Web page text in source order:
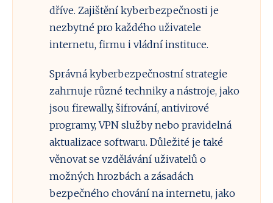
dříve. Zajištění kyberbezpečnosti je
nezbytné pro každého uživatele
internetu, firmu i vládní instituce.
Správná kyberbezpečnostní strategie
zahrnuje různé techniky a nástroje, jako
jsou firewally, šifrování, antivirové
programy, VPN služby nebo pravidelná
aktualizace softwaru. Důležité je také
věnovat se vzdělávání uživatelů o
možných hrozbách a zásadách
bezpečného chování na internetu, jako